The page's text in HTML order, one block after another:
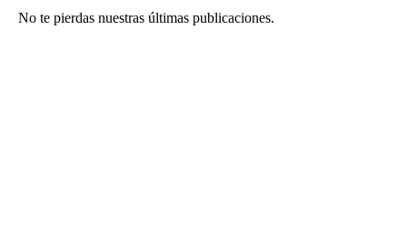
No te pierdas nuestras últimas publicaciones.